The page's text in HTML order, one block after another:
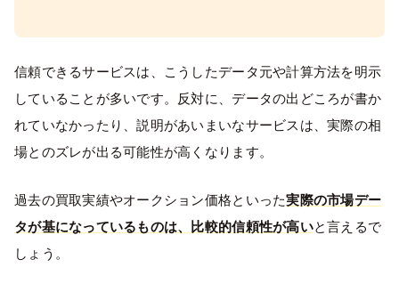
信頼できるサービスは、こうしたデータ元や計算方法を明示
していることが多いです。反対に、データの出どころが書か
れていなかったり、説明があいまいなサービスは、実際の相
場とのズレが出る可能性が高くなります。
過去の買取実績やオークション価格といった実際の市場デー
タが基になっているものは、比較的信頼性が高いと言えるで
しょう。